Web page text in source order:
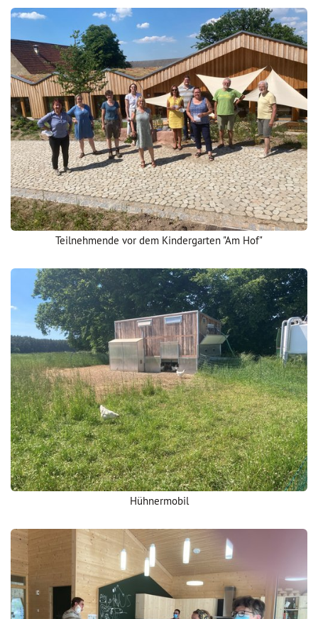
Teilnehmende vor dem Kindergarten "Am Hof"
Hühnermobil